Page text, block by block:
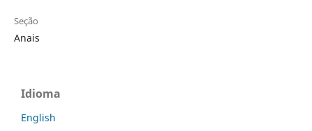
Seção
Anais
Idioma
English